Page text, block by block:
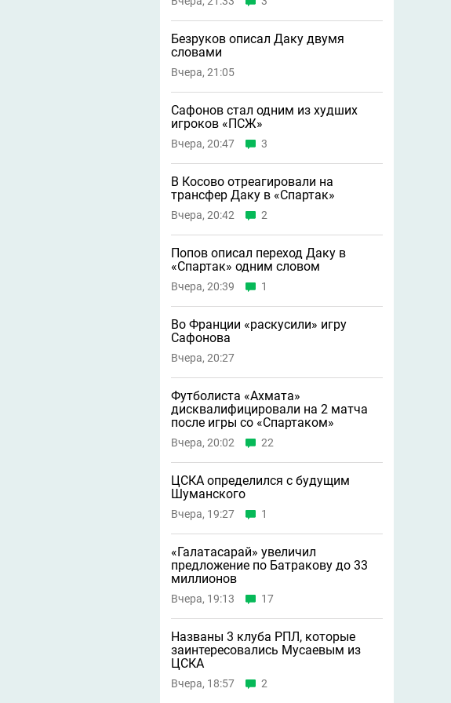
Безруков описал Даку двумя
словами
Вчера, 21:05
Сафонов стал одним из худших
игроков «ПСЖ»
Вчера, 20:47 3
В Косово отреагировали на
трансфер Даку в «Спартак»
Вчера, 20:42 2
Попов описал переход Даку в
«Спартак» одним словом
Вчера, 20:39 1
Во Франции «раскусили» игру
Сафонова
Вчера, 20:27
Футболиста «Ахмата»
дисквалифицировали на 2 матча
после игры со «Спартаком»
Вчера, 20:02 22
ЦСКА определился с будущим
Шуманского
Вчера, 19:27 1
«Галатасарай» увеличил
предложение по Батракову до 33
миллионов
Вчера, 19:13 17
Названы 3 клуба РПЛ, которые
заинтересовались Мусаевым из
ЦСКА
Вчера, 18:57 2